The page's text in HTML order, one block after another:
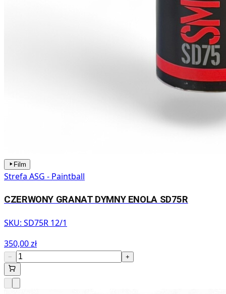
Film
Strefa ASG - Paintball
CZERWONY GRANAT DYMNY ENOLA SD75R
SKU: SD75R 12/1
350,00 zł
− +